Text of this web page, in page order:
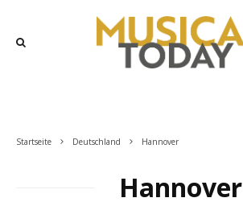
Startseite Deutschland Hannover
Hannover